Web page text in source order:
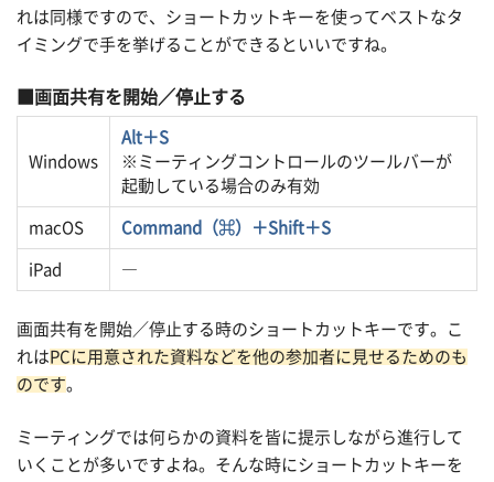
れは同様ですので、ショートカットキーを使ってベストなタ
イミングで手を挙げることができるといいですね。
画面共有を開始／停止する
Windows
Alt＋S
※ミーティングコントロールのツールバーが
起動している場合のみ有効
macOS Command（⌘）＋Shift＋S
iPad ―
画面共有を開始／停止する時のショートカットキーです。こ
れは PCに用意された資料などを他の参加者に見せるためのも
のです。
ミーティングでは何らかの資料を皆に提示しながら進行して
いくことが多いですよね。そんな時にショートカットキーを